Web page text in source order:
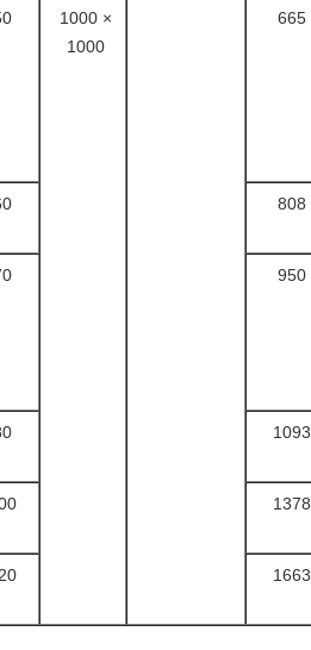
1000 ×
1000
665
808
950
1093
1378
1663